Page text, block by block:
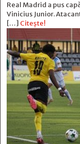
Real Madrid a pus
Vinicius Junior.
[…] Citește!